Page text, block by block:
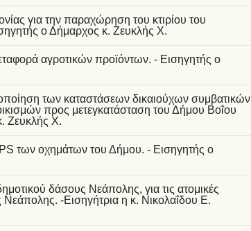
για την παραχώρηση του κτιρίου του
ο Δήμαρχος κ. Ζευκλής Χ.
αγροτικών προϊόντων. - Εισηγητής ο
των καταστάσεων δικαιούχων συμβατικών
προς μετεγκατάσταση του Δήμου Βοΐου
Ζευκλής Χ.
των οχημάτων του Δήμου. - Εισηγητής ο
δάσους Νεάπολης, για τις ατομικές
Νεάπολης. -Εισηγήτρια η κ. Νικολαΐδου Ε.